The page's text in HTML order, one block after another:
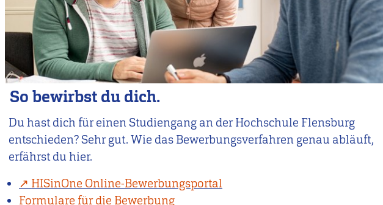
So bewirbst du dich.
Du hast dich für einen Studiengang an der Hochschule Flensburg
entschieden? Sehr gut. Wie das Bewerbungsverfahren genau abläuft,
erfährst du hier.
HISinOne Online-Bewerbungsportal
Formulare für die Bewerbung